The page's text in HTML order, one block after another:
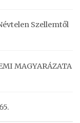
Szellemtől
MAGYARÁZATA